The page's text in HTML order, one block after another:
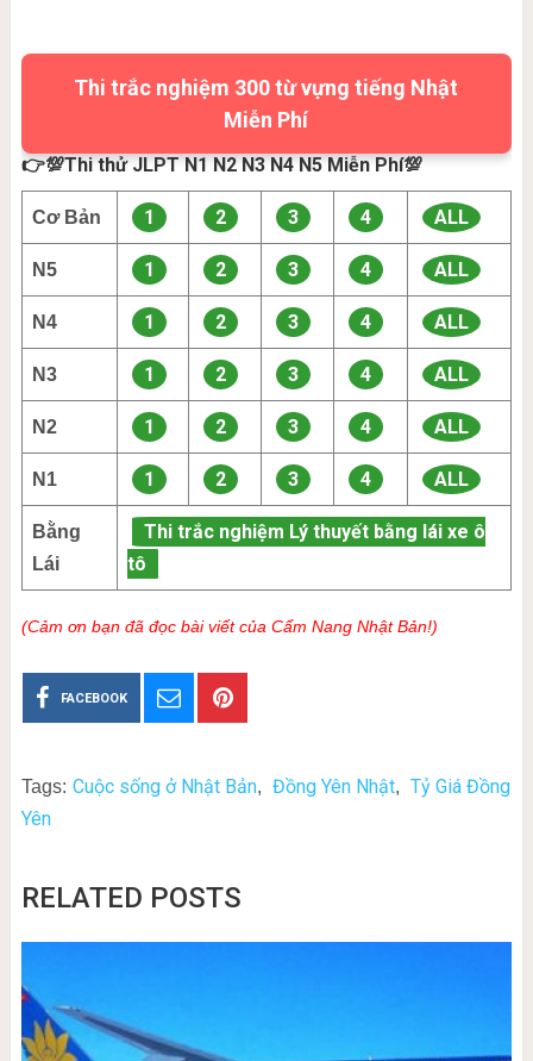
Thi trắc nghiệm 300 từ vựng tiếng Nhật
Miễn Phí
👉💯Thi thử JLPT N1 N2 N3 N4 N5 Miễn Phí💯
Cơ Bản 1 2 3 4 ALL
N5 1 2 3 4 ALL
N4 1 2 3 4 ALL
N3 1 2 3 4 ALL
N2 1 2 3 4 ALL
N1 1 2 3 4 ALL
Bằng
Lái
Thi trắc nghiệm Lý thuyết bằng lái xe ô
tô
(Cảm ơn bạn đã đọc bài viết của Cẩm Nang Nhật Bản!)
FACEBOOK
Tags: Cuộc sống ở Nhật Bản, Đồng Yên Nhật, Tỷ Giá Đồng
Yên
RELATED POSTS